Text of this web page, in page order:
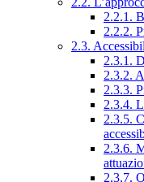
2.2.1.
2.2.2.
2.3.
2.3.1.
2.3.2.
2.3.3.
2.3.4.
2.3.5.
2.3.6.
2.3.7.